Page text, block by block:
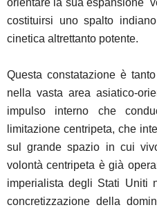
orientare la sua espansione
costituirsi uno spalto
cinetica altrettanto potente.
Questa constatazione è
nella vasta area asiatico-
impulso interno che
limitazione centripeta, che
sul grande spazio in cui
volontà centripeta è già
imperialista degli Stati Uniti
concretizzazione della